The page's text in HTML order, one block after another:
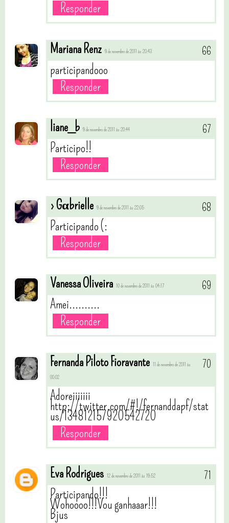
Responder
Mariana Renz 9 de novembro de 2011 às 20:43
participandooo
Responder
liane_b 9 de novembro de 2011 às 20:44
Participo!!
Responder
› Gαbrielle 9 de novembro de 2011 às 22:05
Participando (:
Responder
Vanessa Oliveira 10 de novembro de 2011 às 04:17
Amei..........
Responder
Fernanda Piloto Fioravante 11 de novembro de 2011 às
00:02
Adoreiiiiiii
http://twitter.com/#!/fernanddapf/stat
us/134812157920542720
Responder
Eva Rodrigues 12 de novembro de 2011 às 19:52
Participando!!!
Wohoooo!!!Vou ganhaaar!!!
Bjus